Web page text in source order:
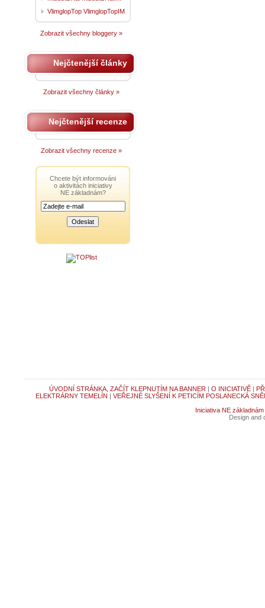
VlimglopTop VlimglopTopIM
Zobrazit všechny bloggery »
Nejčtenější články
Zobrazit všechny články »
Nejčtenější recenze
Zobrazit všechny recenze »
Chcete být informováni
o aktivitách iniciativy
NE základnám?
ÚVODNÍ STRÁNKA, ZAČÍT KLEPNUTÍM NA BANNER | O INICIATIVĚ|
ELEKTRÁRNY TEMELÍN | VEŘEJNÉ SLYŠENÍ K PETICÍM POSLANECKÁ
Iniciativa NE základnám
Design and